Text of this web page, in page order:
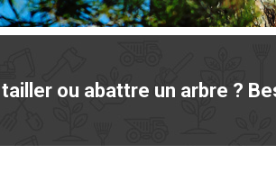
ou abattre un arbre ?